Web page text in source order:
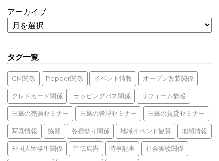
アーカイブ
タグ一覧
CM関係 Pepper関係 イベント情報 オープン改装関係
クレドカード関係 ラッピングバス関係 リフォーム情報
三島の売買セミナー 三島の管理セミナー 三島の賃貸セミナー
写真情報 協賛 各種祭り関係 地域イベント協賛 地域情報
外国人留学生関係 宣伝広告 時事記事 社会実験関係